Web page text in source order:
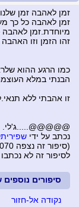
זמן לאהבה זמן
זמן לאהבה כל כך
מיוחדת.זמן לאהבה
זהו הזמן וזו האהבה
כמו הרגע ההוא
הבנתי במלא
זו אהבתי ללא
@@@@@.....ג'לי.
נכתב על ידי
(סיפור זה נצפה 6,070 פעמים)
לסיפור זה לא
סיפורים
נקודה אל-חזור